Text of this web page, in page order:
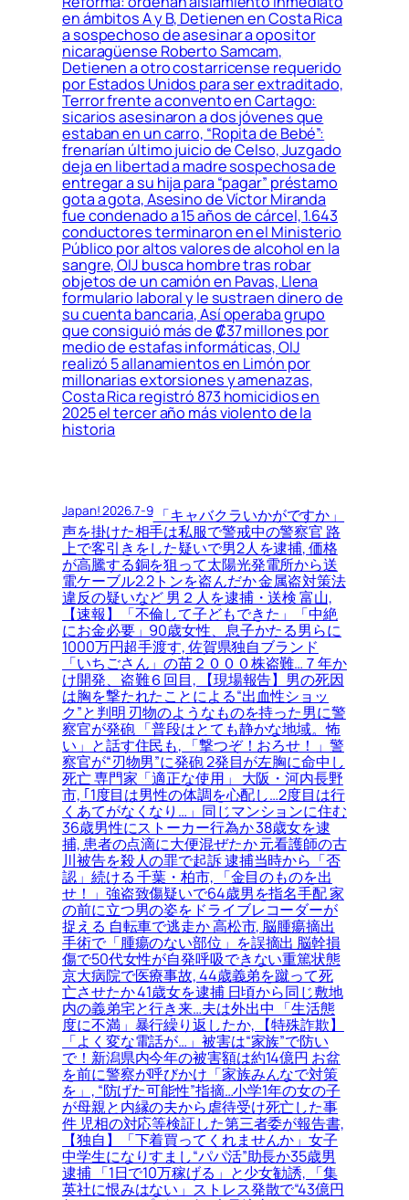
en ámbitos A y B, Detienen en Costa Rica
a sospechoso de asesinar a opositor
nicaragüense Roberto Samcam,
Detienen a otro costarricense requerido
por Estados Unidos para ser extraditado,
Terror frente a convento en Cartago:
sicarios asesinaron a dos jóvenes que
estaban en un carro, “Ropita de Bebé”:
frenarían último juicio de Celso, Juzgado
deja en libertad a madre sospechosa de
entregar a su hija para “pagar” préstamo
gota a gota, Asesino de Víctor Miranda
fue condenado a 15 años de cárcel, 1.643
conductores terminaron en el Ministerio
Público por altos valores de alcohol en la
sangre, OIJ busca hombre tras robar
objetos de un camión en Pavas, Llena
formulario laboral y le sustraen dinero de
su cuenta bancaria, Así operaba grupo
que consiguió más de ₡37 millones por
medio de estafas informáticas, OIJ
realizó 5 allanamientos en Limón por
millonarias extorsiones y amenazas,
Costa Rica registró 873 homicidios en
2025 el tercer año más violento de la
historia
Japan! 2026.7-9「キャバクラいかがですか」
声を掛けた相手は私服で警戒中の警察官 路
上で客引きをした疑いで男2人を逮捕, 価格
が高騰する銅を狙って太陽光発電所から送
電ケーブル2.2トンを盗んだか 金属盗対策法
違反の疑いなど 男２人を逮捕・送検 富山,
【速報】「不倫して子どもできた」「中絶
にお金必要」90歳女性、息子かたる男らに
1000万円超手渡す, 佐賀県独自ブランド
「いちごさん」の苗２０００株盗難…７年か
け開発、盗難６回目, 【現場報告】男の死因
は胸を撃たれたことによる“出血性ショッ
ク”と判明 刃物のようなものを持った男に警
察官が発砲 「普段はとても静かな地域。怖
い」と話す住民も, 「撃つぞ！おろせ！」警
察官が“刃物男”に発砲 2発目が左胸に命中し
死亡 専門家「適正な使用」 大阪・河内長野
市, ｢1度目は男性の体調を心配し…2度目は行
くあてがなくなり…」同じマンションに住む
36歳男性にストーカー行為か 38歳女を逮
捕, 患者の点滴に大便混ぜたか 元看護師の古
川被告を殺人の罪で起訴 逮捕当時から「否
認」続ける 千葉・柏市, 「金目のものを出
せ！」強盗致傷疑いで64歳男を指名手配 家
の前に立つ男の姿をドライブレコーダーが
捉える 自転車で逃走か 高松市, 脳腫瘍摘出
手術で「腫瘍のない部位」を誤摘出 脳幹損
傷で50代女性が自発呼吸できない重篤状態
京大病院で医療事故, 44歳義弟を蹴って死
亡させたか 41歳女を逮捕 日頃から同じ敷地
内の義弟宅と行き来…夫は外出中 「生活態
度に不満」暴行繰り返したか, 【特殊詐欺】
「よく変な電話が…」被害は“家族”で防い
で！新潟県内今年の被害額は約14億円 お盆
を前に警察が呼びかけ「家族みんなで対策
を」, “防げた可能性”指摘…小学1年の女の子
が母親と内縁の夫から虐待受け死亡した事
件 児相の対応等検証した第三者委が報告書,
【独自】「下着買ってくれませんか」女子
中学生になりすまし“パパ活”助長か35歳男
逮捕 「1日で10万稼げる」と少女勧誘, 「集
英社に恨みはない」ストレス発散で“43億円